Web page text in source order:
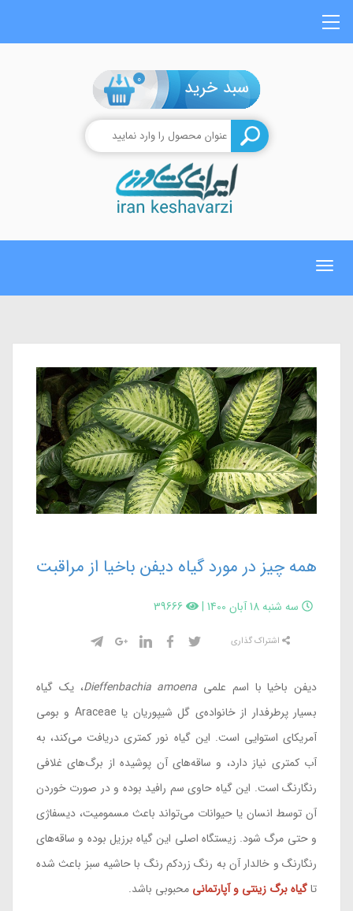
0
Toggle
همه چیز در مورد گیاه دیفن باخیا از مراقبت
و نگهداری تا تکثیر
سه شنبه 18 آبان 1400 |
39666
اشتراک گذاری
دیفن باخیا با اسم علمی Dieffenbachia amoena، یک گیاه
بسیار پرطرفدار از خانواده‌ی گل شیپوریان یا Araceae و بومی
آمریکای استوایی است. این گیاه نور کمتری دریافت می‌کند، به
آب کمتری نیاز دارد، و ساقه‌های آن پوشیده از برگ‌های غلافی
رنگارنگ است. این گیاه حاوی سم رافید بوده و در صورت خوردن
آن توسط انسان یا حیوانات می‌تواند باعث مسمومیت، دیسفاژی
و حتی مرگ شود. زیستگاه اصلی این گیاه برزیل بوده و ساقه‌های
رنگارنگ و خالدار آن به رنگ زردکم رنگ با حاشیه سبز باعث شده
تاگیاه برگ زینتی و آپارتمانی محبوبی باشد.